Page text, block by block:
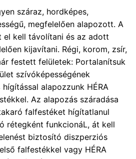
száraz, hordképes,
megfelelően alapozott. A
el kell távolítani és az adott
kijavítani. Régi, korom, zsír,
festett felületek: Portalanítsuk
szívóképességének
alapozzunk HÉRA
Az alapozás száradása
falfestéket hígítatlanul
rétegként funkcionáL, át kell
biztosító diszperziós
falfestékkel vagy HÉRA